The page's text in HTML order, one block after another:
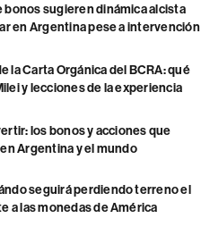
bonos sugieren dinámica alcista
en Argentina pese a intervención
la Carta Orgánica del BCRA: qué
y lecciones de la experiencia
los bonos y acciones que
Argentina y el mundo
seguirá perdiendo terreno el
a las monedas de América